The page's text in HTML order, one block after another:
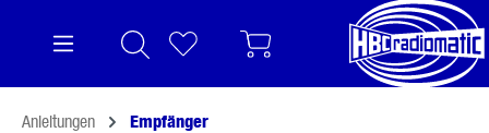
Anleitungen Empfänger